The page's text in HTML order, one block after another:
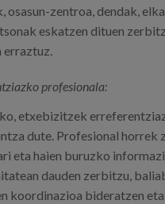
osasun-zentroa, dendak,
eskatzen dituen
erraztuz.
profesionala:
etxebizitzek
dute. Profesional horrek
eta haien buruzko
dauden zerbitzu,
koordinazioa bideratzen